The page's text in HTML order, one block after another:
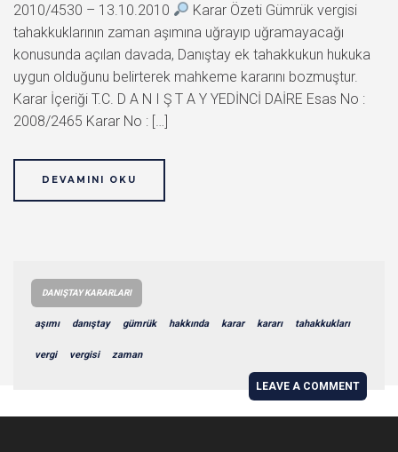
2010/4530 – 13.10.2010
Karar Özeti Gümrük vergisi
tahakkuklarının zaman aşımına uğrayıp uğramayacağı
konusunda açılan davada, Danıştay ek tahakkukun hukuka
uygun olduğunu belirterek mahkeme kararını bozmuştur.
Karar İçeriği T.C. D A N I Ş T A Y YEDİNCİ DAİRE Esas No :
2008/2465 Karar No : […]
DEVAMINI OKU
DANIŞTAY KARARLARI
aşımı danıştay gümrük hakkında karar kararı tahakkukları
vergi vergisi zaman
LEAVE A COMMENT